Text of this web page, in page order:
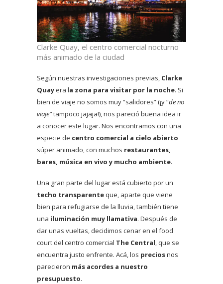
Clarke Quay, el centro comercial nocturno
más animado de la ciudad
Según nuestras investigaciones previas, Clarke
Quayera la zona para visitar por la noche. Si
bien de viaje no somos muy “salidores” (¡y “de no
viaje”tampoco jajaja!), nos pareció buena idea ir
a conocer este lugar. Nos encontramos con una
especie de centro comercial a cielo abierto
súper animado, con muchos restaurantes,
bares, música en vivo y mucho ambiente.
Una gran parte del lugar está cubierto por un
techo transparenteque, aparte que viene
bien para refugiarse de la lluvia, también tiene
una iluminación muy llamativa. Después de
dar unas vueltas, decidimos cenar en el food
court del centro comercial The Central, que se
encuentra justo enfrente. Acá, los preciosnos
parecieron más acordes a nuestro
presupuesto.